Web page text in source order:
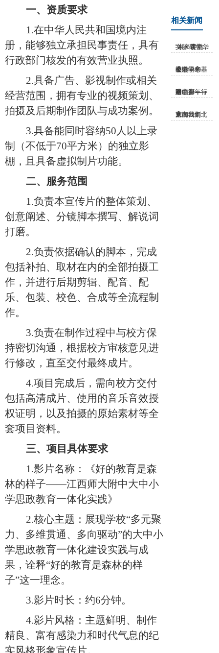
一、资质要求
1.在中华人民共和国境内注
册，能够独立承担民事责任，具有
行政部门核发的有效营业执照。
2.具备广告、影视制作或相关
经营范围，拥有专业的视频策划、
拍摄及后期制作团队与成功案例。
3.具备能同时容纳50人以上录
制（不低于70平方米）的独立影
棚，且具备虚拟制片功能。
二、服务范围
1.负责本宣传片的整体策划、
创意阐述、分镜脚本撰写、解说词
打磨。
2.负责依据确认的脚本，完成
包括补拍、取材在内的全部拍摄工
作，并进行后期剪辑、配音、配
乐、包装、校色、合成等全流程制
作。
3.负责在制作过程中与校方保
持密切沟通，根据校方审核意见进
行修改，直至交付最终成片。
4.项目完成后，需向校方交付
包括高清成片、使用的音乐音效授
权证明，以及拍摄的原始素材等全
套项目资料。
三、项目具体要求
1.影片名称：《好的教育是森
林的样子——江西师大附中大中小
学思政教育一体化实践》
2.核心主题：展现学校“多元聚
力、多维贯通、多向驱动”的大中小
学思政教育一体化建设实践与成
果，诠释“好的教育是森林的样
子”这一理念。
3.影片时长：约6分钟。
4.影片风格：主题鲜明、制作
精良、富有感染力和时代气息的纪
实风格形象宣传片。
相关新闻
“未来讲堂——‘颂中华文脉·育鸿...
港赣同心丨香港中华基金中学来校...
踏山河，行遍赣鄱——附中少年，春...
大咖云集！从南昌到北京，我们完...